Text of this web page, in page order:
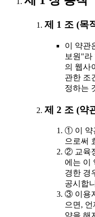
제 1 조 (목
이 약관
보원"라
의 웹사
관한 조
정하는
제 2 조 (약
① 이 약
으로써
② 교육
에는 이
경한 경
공시합
③ 이용
으면,